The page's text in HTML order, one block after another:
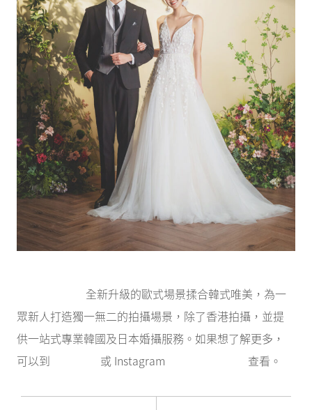
全新升級的歐式場景揉合韓式唯美，為一
眾新人打造獨一無二的拍攝場景，除了香港拍攝，並提
供一站式專業韓國及日本婚攝服務。如果想了解更多，
可以到
或 Instagram 查看。